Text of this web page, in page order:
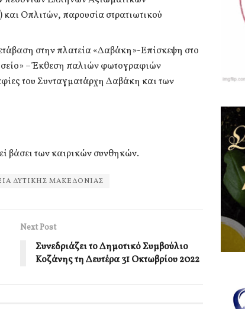
Οπλιτών, παρουσία στρατιωτικού
στην πλατεία «Δαβάκη»-Επίσκεψη στο
– Έκθεση παλιών φωτογραφιών
του Συνταγματάρχη Δαβάκη και των
βάσει των καιρικών συνθηκών.
ΔΥΤΙΚΗΣ ΜΑΚΕΔΟΝΙΑΣ
Next Post
Συνεδριάζει το Δημοτικό Συμβούλιο
Κοζάνης τη Δευτέρα 31 Οκτωβρίου 2022